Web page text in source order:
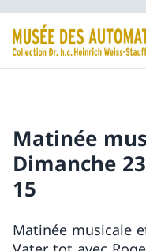
Matinée
Dimanche
15
Matinée musicale